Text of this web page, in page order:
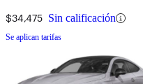
$34,475 Sin calificación
Se aplican tarifas